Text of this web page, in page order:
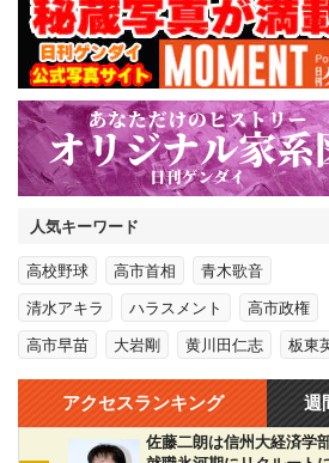
人気キーワード
高校野球 高市首相 青木歌音
清水アキラ ハラスメント 高市政権
高市早苗 大岩剛 黄川田仁志 板東
アクセスランキング 週
佐藤二朗は信州大経済学